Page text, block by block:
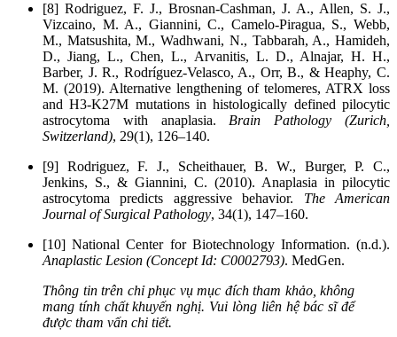
[8] Rodriguez, F. J., Brosnan-Cashman, J. A., Allen, S. J.,
Vizcaino, M. A., Giannini, C., Camelo-Piragua, S., Webb,
M., Matsushita, M., Wadhwani, N., Tabbarah, A., Hamideh,
D., Jiang, L., Chen, L., Arvanitis, L. D., Alnajar, H. H.,
Barber, J. R., Rodríguez-Velasco, A., Orr, B., & Heaphy, C.
M. (2019). Alternative lengthening of telomeres, ATRX loss
and H3-K27M mutations in histologically defined pilocytic
astrocytoma with anaplasia.Brain Pathology (Zurich,
Switzerland), 29(1), 126–140.
[9] Rodriguez, F. J., Scheithauer, B. W., Burger, P. C.,
Jenkins, S., & Giannini, C. (2010). Anaplasia in pilocytic
astrocytoma predicts aggressive behavior. The American
Journal of Surgical Pathology, 34(1), 147–160.
[10] National Center for Biotechnology Information. (n.d.).
Anaplastic Lesion (Concept Id: C0002793). MedGen.
Thông tin trên chỉ phục vụ mục đích tham khảo, không
mang tính chất khuyến nghị. Vui lòng liên hệ bác sĩ để
được tham vấn chi tiết.